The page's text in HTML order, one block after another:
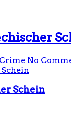
No
Schein